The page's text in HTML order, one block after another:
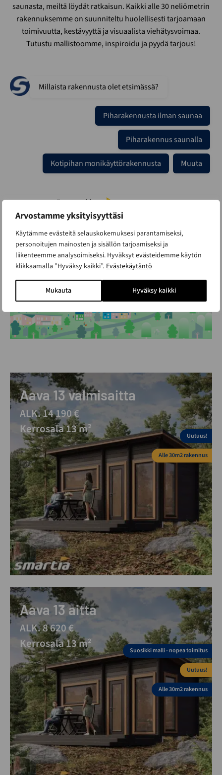
Arvostamme yksityisyyttäsi
Käytämme evästeitä selauskokemuksesi parantamiseksi,
personoitujen mainosten ja sisällön tarjoamiseksi ja
liikenteemme analysoimiseksi. Hyväksyt evästeidemme käytön
klikkaamalla ”Hyväksy kaikki”. Evästekäytäntö
Mukauta Hyväksy kaikki
saunasta, meiltä löydät ratkaisun. Kaikki alle 30 neliömetrin
rakennuksemme on suunniteltu huolellisesti tarjoamaan
toimivuutta, kestävyyttä ja visuaalista viehätysvoimaa.
Tutustu mallistoomme, inspiroidu ja pyydä tarjous!
Millaista rakennusta olet etsimässä?
Piharakennusta ilman saunaa
Piharakennus saunalla
Kotipihan monikäyttörakennusta Muuta
Aava 13 valmisaitta
ALK. 14 190 €
Kerrosala 13 m²
Uutuus!
Alle 30m2 rakennus
Aava 13 aitta
ALK. 8 620 €
Kerrosala 13 m²
Suosikki malli - nopea toimitus
Uutuus!
Alle 30m2 rakennus